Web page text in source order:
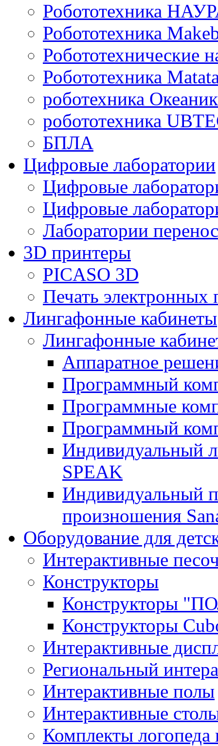
Робототехника
Робототехника
Робототехнические
Робототехника
роботехника
робототехника
БПЛА
Цифровые лаборатории
Цифровые
Цифровые
Лаборатории
3D принтеры
PICASO 3D
Печать электронных
Лингафонные кабинеты
Лингафонные
Аппаратное
Программный
Программные
Программный
Индивидуальный
SPEAK
Индивидуальный
произношения
Оборудование для
Интерактивные
Конструкторы
Конструкторы
Конструкторы
Интерактивные
Региональный
Интерактивные полы
Интерактивные
Комплекты логопеда